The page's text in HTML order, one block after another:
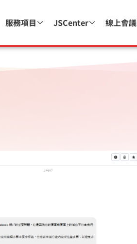
服務項目 JSCenter 線上會議